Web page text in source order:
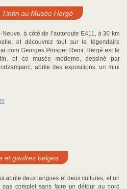
Tintin au Musée Hergé
à côté de l’autoroute E411, à 30 km
et découvrez tout sur le légendaire
nom Georges Prosper Remi, Hergé est le
et ce musée moderne, dessiné par
abrite des expositions, un mini
et gaufres belges
abrite deux langues et deux cultures, et un
pas complet sans faire un détour au nord